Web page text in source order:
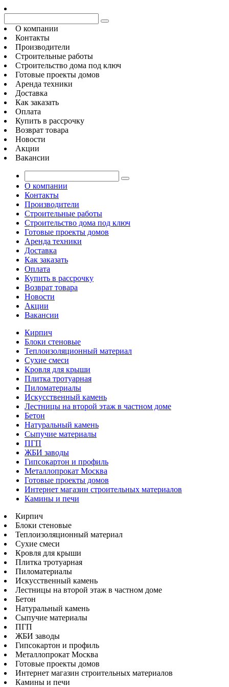
О компании
Контакты
Производители
Строительные работы
Строительство дома под ключ
Готовые проекты домов
Аренда техники
Доставка
Как заказать
Оплата
Купить в рассрочку
Возврат товара
Новости
Акции
Вакансии
О компании
Контакты
Производители
Строительные работы
Строительство дома под ключ
Готовые проекты домов
Аренда техники
Доставка
Как заказать
Оплата
Купить в рассрочку
Возврат товара
Новости
Акции
Вакансии
Кирпич
Блоки стеновые
Теплоизоляционный материал
Сухие смеси
Кровля для крыши
Плитка тротуарная
Пиломатериалы
Искусственный камень
Лестницы на второй этаж в частном доме
Бетон
Натуральный камень
Сыпучие материалы
ПГП
ЖБИ заводы
Гипсокартон и профиль
Металлопрокат Москва
Готовые проекты домов
Интернет магазин строительных материалов
Камины и печи
Кирпич
Блоки стеновые
Теплоизоляционный материал
Сухие смеси
Кровля для крыши
Плитка тротуарная
Пиломатериалы
Искусственный камень
Лестницы на второй этаж в частном доме
Бетон
Натуральный камень
Сыпучие материалы
ПГП
ЖБИ заводы
Гипсокартон и профиль
Металлопрокат Москва
Готовые проекты домов
Интернет магазин строительных материалов
Камины и печи